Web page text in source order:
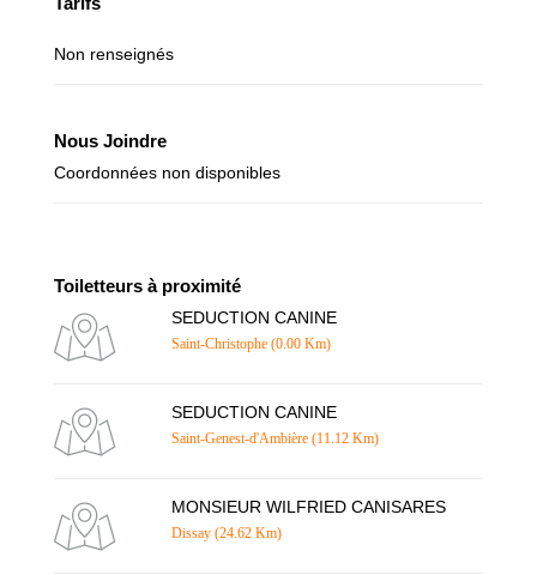
Non renseignés
Nous Joindre
Coordonnées non disponibles
Toiletteurs à proximité
SEDUCTION CANINE
Saint-Christophe (0.00 Km)
SEDUCTION CANINE
Saint-Genest-d'Ambière (11.12 Km)
MONSIEUR WILFRIED CANISARES
Dissay (24.62 Km)